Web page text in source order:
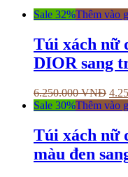
Sale 32%Thêm vào
Túi xách nữ
DIOR sang
6.250.000VNĐ
Sale 30%Thêm vào
Túi xách nữ
màu đen